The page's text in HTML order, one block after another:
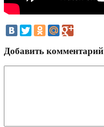
Добавить комментарий